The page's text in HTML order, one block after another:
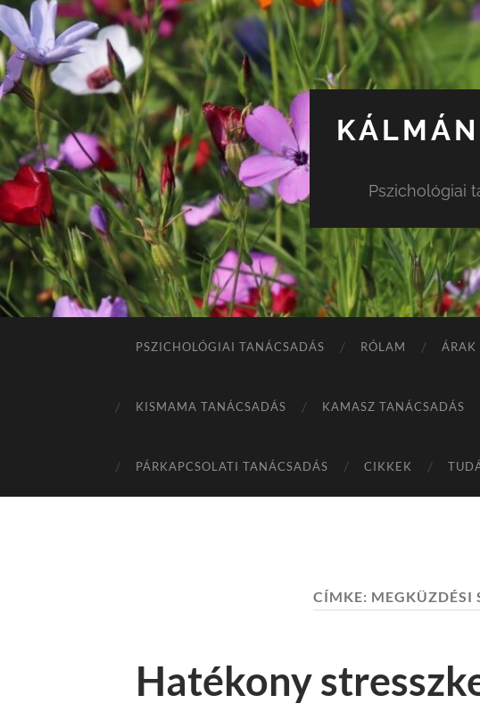
Pszichológiai
PSZICHOLÓGIAI TANÁCSADÁS RÓLAM ÁRAK
KISMAMA TANÁCSADÁS KAMASZ TANÁCSADÁS
PÁRKAPCSOLATI TANÁCSADÁS CIKKEK
CÍMKE: MEGKÜZDÉSI
Hatékony